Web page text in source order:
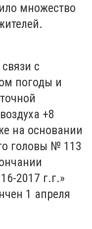
множество
с
погоды и
+8
на основании
головы № 113
2017 г.г.»
1 апреля